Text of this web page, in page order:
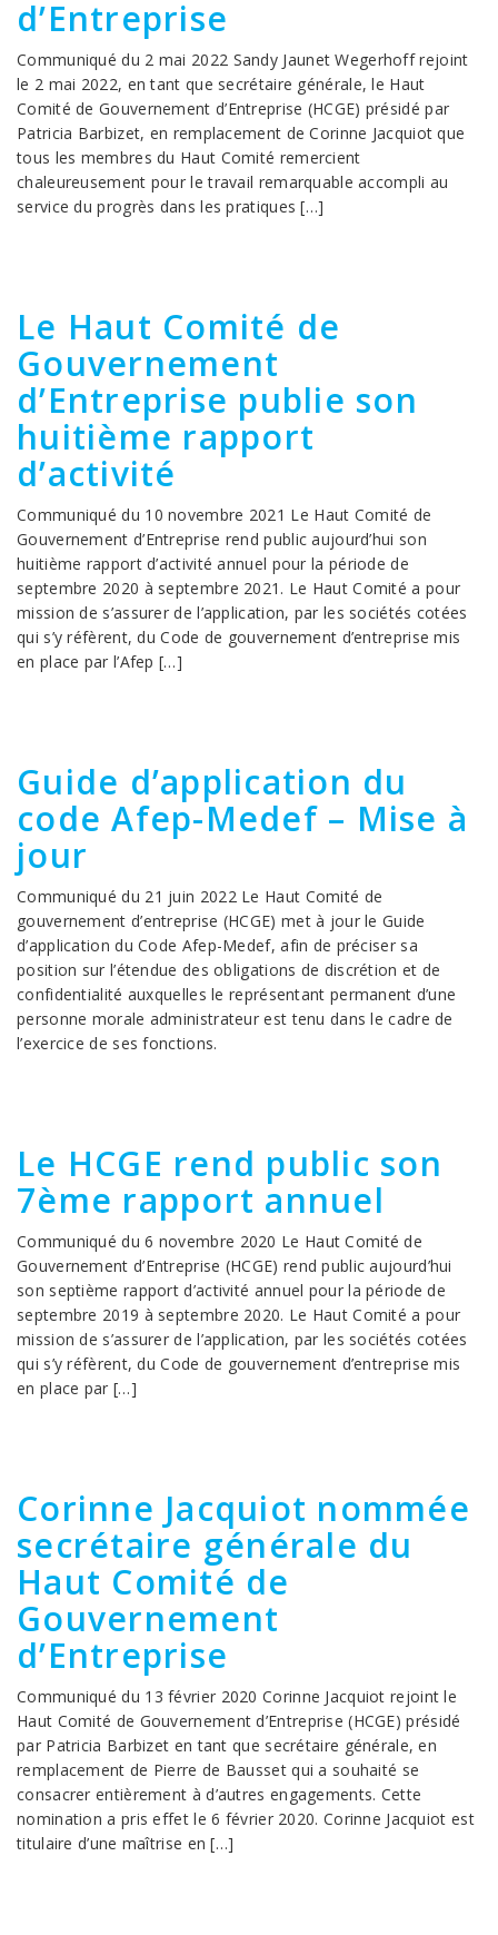
d’Entreprise
Communiqué du 2 mai 2022 Sandy Jaunet Wegerhoff rejoint
le 2 mai 2022, en tant que secrétaire générale, le Haut
Comité de Gouvernement d’Entreprise (HCGE) présidé par
Patricia Barbizet, en remplacement de Corinne Jacquiot que
tous les membres du Haut Comité remercient
chaleureusement pour le travail remarquable accompli au
service du progrès dans les pratiques […]
Le Haut Comité de
Gouvernement
d’Entreprise publie son
huitième rapport
d’activité
Communiqué du 10 novembre 2021 Le Haut Comité de
Gouvernement d’Entreprise rend public aujourd’hui son
huitième rapport d’activité annuel pour la période de
septembre 2020 à septembre 2021. Le Haut Comité a pour
mission de s’assurer de l’application, par les sociétés cotées
qui s’y réfèrent, du Code de gouvernement d’entreprise mis
en place par l’Afep […]
Guide d’application du
code Afep-Medef – Mise à
jour
Communiqué du 21 juin 2022 Le Haut Comité de
gouvernement d’entreprise (HCGE) met à jour le Guide
d’application du Code Afep-Medef, afin de préciser sa
position sur l’étendue des obligations de discrétion et de
confidentialité auxquelles le représentant permanent d’une
personne morale administrateur est tenu dans le cadre de
l’exercice de ses fonctions.
Le HCGE rend public son
7ème rapport annuel
Communiqué du 6 novembre 2020 Le Haut Comité de
Gouvernement d’Entreprise (HCGE) rend public aujourd’hui
son septième rapport d’activité annuel pour la période de
septembre 2019 à septembre 2020. Le Haut Comité a pour
mission de s’assurer de l’application, par les sociétés cotées
qui s’y réfèrent, du Code de gouvernement d’entreprise mis
en place par […]
Corinne Jacquiot nommée
secrétaire générale du
Haut Comité de
Gouvernement
d’Entreprise
Communiqué du 13 février 2020 Corinne Jacquiot rejoint le
Haut Comité de Gouvernement d’Entreprise (HCGE) présidé
par Patricia Barbizet en tant que secrétaire générale, en
remplacement de Pierre de Bausset qui a souhaité se
consacrer entièrement à d’autres engagements. Cette
nomination a pris effet le 6 février 2020. Corinne Jacquiot est
titulaire d’une maîtrise en […]